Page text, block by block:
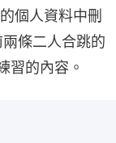
個人資料中刪
條二人合跳的
習的內容。